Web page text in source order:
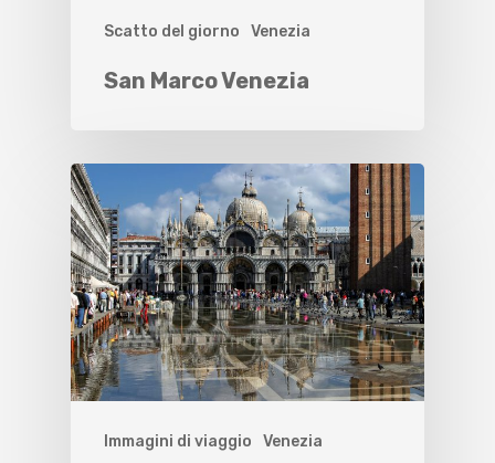
Scatto del giorno Venezia
San Marco Venezia
Immagini di viaggio Venezia